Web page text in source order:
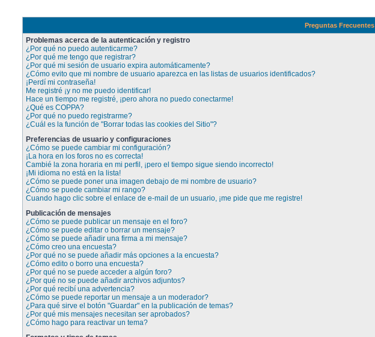
Preguntas Frecuentes
Problemas acerca de la autenticación y registro
¿Por qué no puedo autenticarme?
¿Por qué me tengo que registrar?
¿Por qué mi sesión de usuario expira automáticamente?
¿Cómo evito que mi nombre de usuario aparezca en las listas de usuarios identificados?
¡Perdí mi contraseña!
Me registré ¡y no me puedo identificar!
Hace un tiempo me registré, ¡pero ahora no puedo conectarme!
¿Qué es COPPA?
¿Por qué no puedo registrarme?
¿Cuál es la función de "Borrar todas las cookies del Sitio"?
Preferencias de usuario y configuraciones
¿Cómo se puede cambiar mi configuración?
¡La hora en los foros no es correcta!
Cambié la zona horaria en mi perfil, ¡pero el tiempo sigue siendo incorrecto!
¡Mi idioma no está en la lista!
¿Cómo se puede poner una imagen debajo de mi nombre de usuario?
¿Cómo se puede cambiar mi rango?
Cuando hago clic sobre el enlace de e-mail de un usuario, ¡me pide que me registre!
Publicación de mensajes
¿Cómo se puede publicar un mensaje en el foro?
¿Cómo se puede editar o borrar un mensaje?
¿Cómo se puede añadir una firma a mi mensaje?
¿Cómo creo una encuesta?
¿Por qué no se puede añadir más opciones a la encuesta?
¿Cómo edito o borro una encuesta?
¿Por qué no se puede acceder a algún foro?
¿Por qué no se puede añadir archivos adjuntos?
¿Por qué recibí una advertencia?
¿Cómo se puede reportar un mensaje a un moderador?
¿Para qué sirve el botón "Guardar" en la publicación de temas?
¿Por qué mis mensajes necesitan ser aprobados?
¿Cómo hago para reactivar un tema?